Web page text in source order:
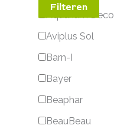
Aquarium Deco
Aviplus Sol
Barn-I
Bayer
Beaphar
BeauBeau
Filteren